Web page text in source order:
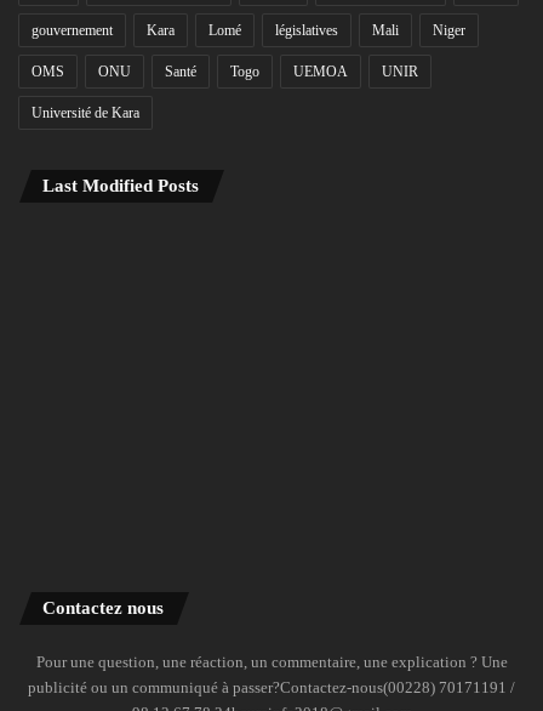
gouvernement Kara Lomé législatives Mali Niger
OMS ONU Santé Togo UEMOA UNIR
Université de Kara
Last Modified Posts
Contactez nous
Pour une question, une réaction, un commentaire, une explication ? Une
publicité ou un communiqué à passer?Contactez-nous(00228) 70171191 /